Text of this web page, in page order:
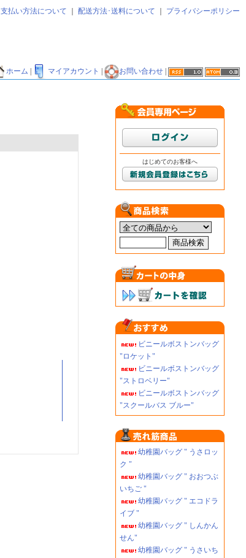
支払い方法について 配送方法･送料について プライバシーポリシー
ホーム | マイアカウント | お問い合わせ |
はじめてのお客様へ
ビニールボストンバッグ
"ロケット"
ビニールボストンバッグ
"ストロベリー"
ビニールボストンバッグ
"スクールバス ブルー"
幼稚園バッグ " うさロッ
ク "
幼稚園バッグ " おおつぶ
いちご "
幼稚園バッグ " エコドラ
イブ "
幼稚園バッグ " しんかん
せん"
幼稚園バッグ " うさいち